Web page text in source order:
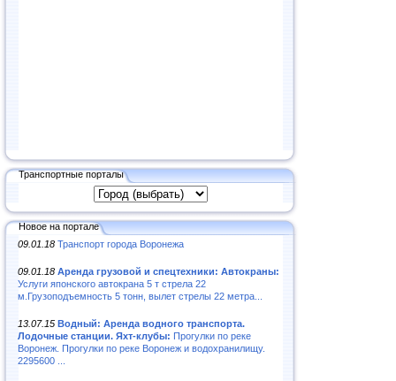
Транспортные порталы
Новое на портале
09.01.18 Транспорт города Воронежа
09.01.18 Аренда грузовой и спецтехники: Автокраны:
Услуги японского автокрана 5 т стрела 22
м.Грузоподъемность 5 тонн, вылет стрелы 22 метра...
13.07.15 Водный: Аренда водного транспорта.
Лодочные станции. Яхт-клубы: Прогулки по реке
Воронеж. Прогулки по реке Воронеж и водохранилищу.
2295600 ...